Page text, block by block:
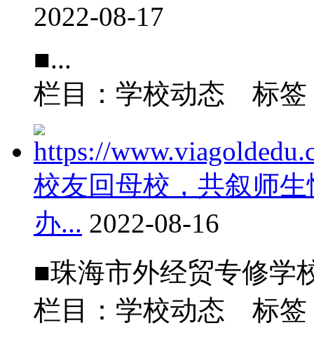
2022-08-17
■...
栏目：学校动态 标
校友回母校，共叙师
办... 2022-08-16
■珠海市外经贸专修学
栏目：学校动态 标签